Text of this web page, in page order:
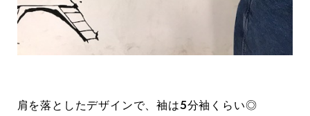
肩を落としたデザインで、袖は5分袖くらい◎